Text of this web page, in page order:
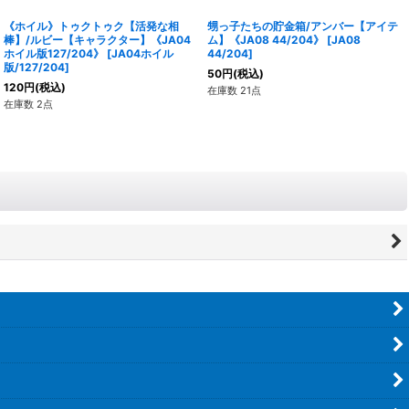
《ホイル》トゥクトゥク【活発な相
棒】/ルビー【キャラクター】《JA04
ホイル版127/204》
[JA04ホイル
版/127/204]
120円(税込)
在庫数 2点
甥っ子たちの貯金箱/アンバー【アイテ
ム】《JA08 44/204》
[JA08
44/204]
50円(税込)
在庫数 21点